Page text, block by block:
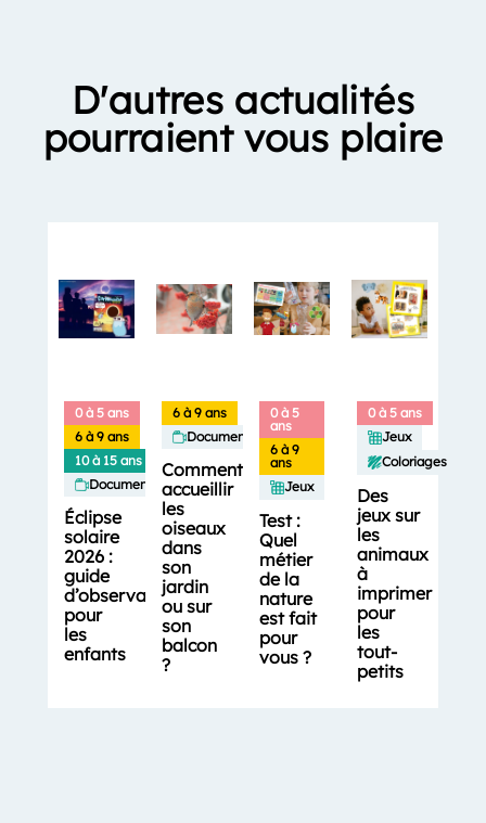
D'autres actualités
pourraient vous plaire
0 à 5 ans
6 à 9 ans
10 à 15 ans
Documentaires
Éclipse
solaire
2026 :
guide
d’observation
pour
les
enfants
6 à 9 ans
Documentaires
Comment
accueillir
les
oiseaux
dans
son
jardin
ou sur
son
balcon
?
0 à 5
ans
6 à 9
ans
Jeux
Test :
Quel
métier
de la
nature
est fait
pour
vous ?
0 à 5 ans
Jeux
Coloriages
Des
jeux sur
les
animaux
à
imprimer
pour
les
tout-
petits